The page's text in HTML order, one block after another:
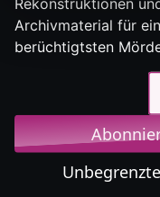
Archivmaterial für
berüchtigtsten